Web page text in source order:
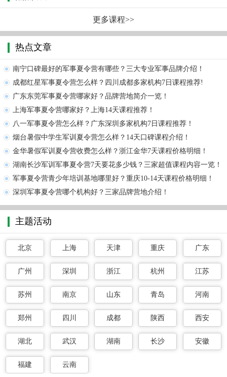
更多课程>>
热点文章
南宁口碑最好的军事夏令营有哪些？三大专业军事品牌介绍！
成都红星军事夏令营怎么样？四川成都多家机构7日课程推荐!
广东东莞军事夏令营哪家好？品牌营地简介一览！
上海军事夏令营哪家好？上海14天课程推荐！
八一军事夏令营怎么样？广东深圳多家机构7日课程推荐！
烟台暑假中学生军训夏令营怎么样？14天口碑课程介绍！
金华暑假军训夏令营收费怎么样？浙江金华7天课程价格明细！
湖南长沙军训军事夏令营7天要花多少钱？三家超值课程内容一览！
军事夏令营青少年培训基地哪里好？重庆10-14天课程价格明细！
深圳军事夏令营哪个机构好？三家品牌营地介绍！
主题活动
北京 上海 天津 重庆 广东
广州 深圳 浙江 杭州 江苏
苏州 南京 山东 青岛 河南
郑州 四川 成都 陕西 西安
湖北 武汉 湖南 长沙 安徽
福建 云南